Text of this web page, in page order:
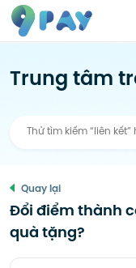
Trung tâm
Quay lại
Đổi điểm thành
quà tặng?